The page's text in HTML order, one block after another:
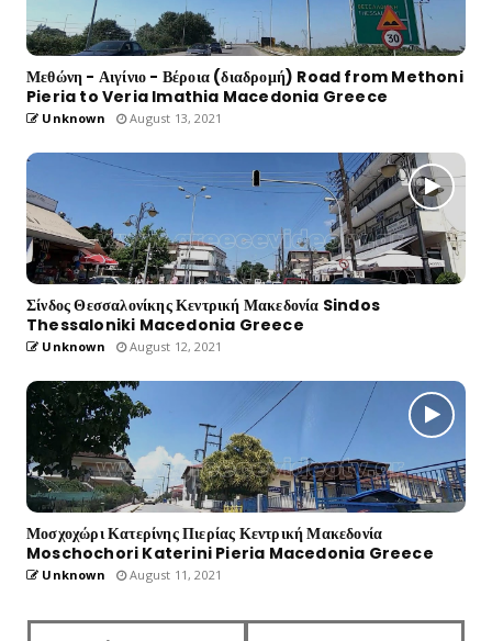
Μεθώνη - Αιγίνιο - Βέροια (διαδρομή) Road from Methoni
Pieria to Veria Imathia Macedonia Greece
Unknown August 13, 2021
Σίνδος Θεσσαλονίκης Κεντρική Μακεδονία Sindos
Thessaloniki Macedonia Greece
Unknown August 12, 2021
Μοσχοχώρι Κατερίνης Πιερίας Κεντρική Μακεδονία
Moschochori Katerini Pieria Macedonia Greece
Unknown August 11, 2021